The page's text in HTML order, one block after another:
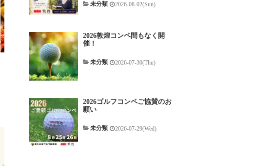
未分類 2026-08-02(Sun)
2026敦煌コンペ間もなく開
催！
未分類 2026-07-30(Thu)
2026ゴルフコンペご協賛のお
願い
未分類 2026-07-29(Wed)